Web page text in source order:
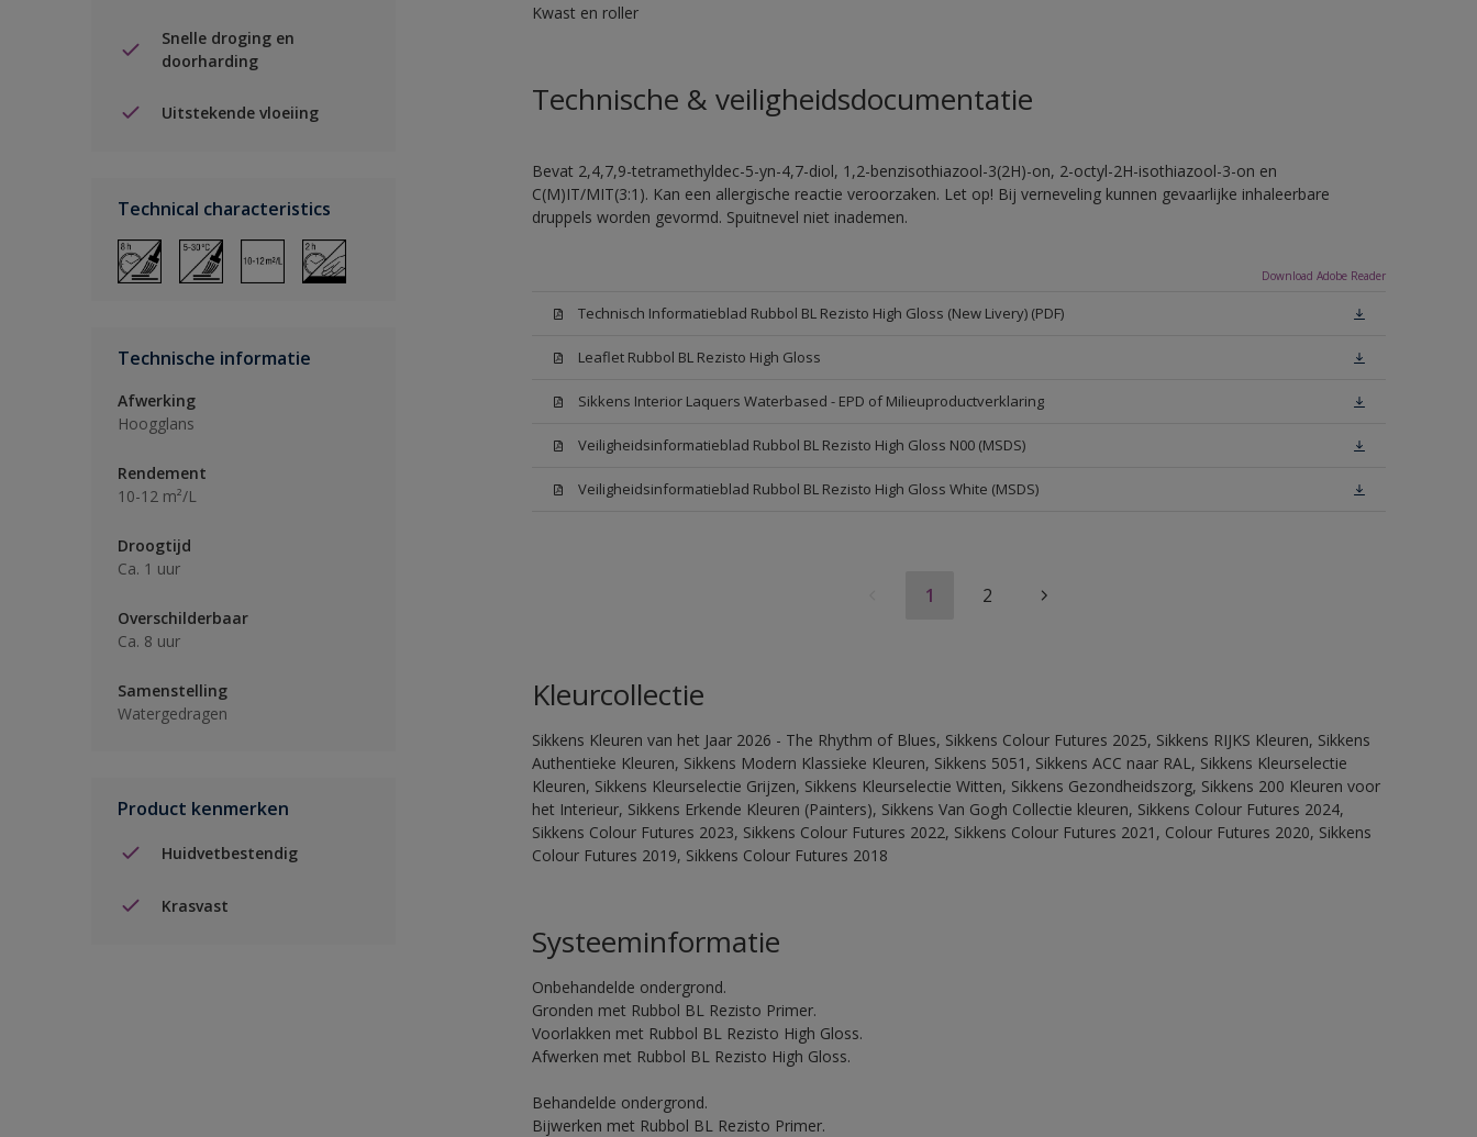
Snelle droging en
doorharding
Uitstekende vloeiing
Technical characteristics
Technische informatie
Afwerking
Hoogglans
Rendement
10-12 m²/L
Droogtijd
Ca. 1 uur
Overschilderbaar
Ca. 8 uur
Samenstelling
Watergedragen
Product kenmerken
Huidvetbestendig
Krasvast
Kwast en roller
Technische & veiligheidsdocumentatie
Bevat 2,4,7,9-tetramethyldec-5-yn-4,7-diol, 1,2-benzisothiazool-3(2H)-on, 2-octyl-2H-isothiazool-3-on en
C(M)IT/MIT(3:1). Kan een allergische reactie veroorzaken. Let op! Bij verneveling kunnen gevaarlijke inhaleerbare
druppels worden gevormd. Spuitnevel niet inademen.
Download Adobe Reader
Technisch Informatieblad Rubbol BL Rezisto High Gloss (New Livery) (PDF)
Leaflet Rubbol BL Rezisto High Gloss
Sikkens Interior Laquers Waterbased - EPD of Milieuproductverklaring
Veiligheidsinformatieblad Rubbol BL Rezisto High Gloss N00 (MSDS)
Veiligheidsinformatieblad Rubbol BL Rezisto High Gloss White (MSDS)
1 2
Kleurcollectie
Sikkens Kleuren van het Jaar 2026 - The Rhythm of Blues, Sikkens Colour Futures 2025, Sikkens RIJKS Kleuren, Sikkens
Authentieke Kleuren, Sikkens Modern Klassieke Kleuren, Sikkens 5051, Sikkens ACC naar RAL, Sikkens Kleurselectie
Kleuren, Sikkens Kleurselectie Grijzen, Sikkens Kleurselectie Witten, Sikkens Gezondheidszorg, Sikkens 200 Kleuren voor
het Interieur, Sikkens Erkende Kleuren (Painters), Sikkens Van Gogh Collectie kleuren, Sikkens Colour Futures 2024,
Sikkens Colour Futures 2023, Sikkens Colour Futures 2022, Sikkens Colour Futures 2021, Colour Futures 2020, Sikkens
Colour Futures 2019, Sikkens Colour Futures 2018
Systeeminformatie
Onbehandelde ondergrond.
Gronden met Rubbol BL Rezisto Primer.
Voorlakken met Rubbol BL Rezisto High Gloss.
Afwerken met Rubbol BL Rezisto High Gloss.
Behandelde ondergrond.
Bijwerken met Rubbol BL Rezisto Primer.